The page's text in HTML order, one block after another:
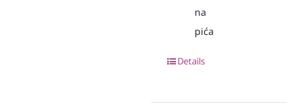
na
pića
Details